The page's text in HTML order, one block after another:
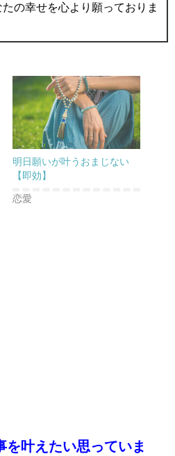
たの幸せを心より願っておりま
明日願いが叶うおまじない
【即効】
恋愛
を叶えたい思っていま